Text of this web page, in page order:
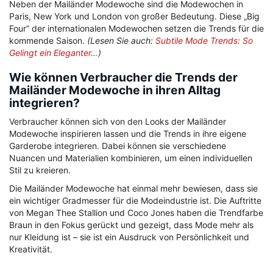
Neben der Mailänder Modewoche sind die Modewochen in
Paris, New York und London von großer Bedeutung. Diese „Big
Four“ der internationalen Modewochen setzen die Trends für die
kommende Saison. (Lesen Sie auch: Subtile Mode Trends: So
Gelingt ein Eleganter…)
Wie können Verbraucher die Trends der
Mailänder Modewoche in ihren Alltag
integrieren?
Verbraucher können sich von den Looks der Mailänder
Modewoche inspirieren lassen und die Trends in ihre eigene
Garderobe integrieren. Dabei können sie verschiedene
Nuancen und Materialien kombinieren, um einen individuellen
Stil zu kreieren.
Die Mailänder Modewoche hat einmal mehr bewiesen, dass sie
ein wichtiger Gradmesser für die Modeindustrie ist. Die Auftritte
von Megan Thee Stallion und Coco Jones haben die Trendfarbe
Braun in den Fokus gerückt und gezeigt, dass Mode mehr als
nur Kleidung ist – sie ist ein Ausdruck von Persönlichkeit und
Kreativität.